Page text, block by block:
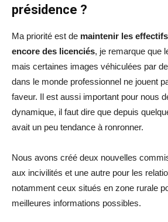
présidence ?
Ma priorité est de maintenir les
encore des licenciés, je remarque que
mais certaines images véhiculées par
dans le monde professionnel ne jouent
faveur. Il est aussi important pour nous
dynamique, il faut dire que depuis
avait un peu tendance à ronronner.
Nous avons créé deux nouvelles
aux incivilités et une autre pour les
notamment ceux situés en zone rurale
meilleures informations possibles.